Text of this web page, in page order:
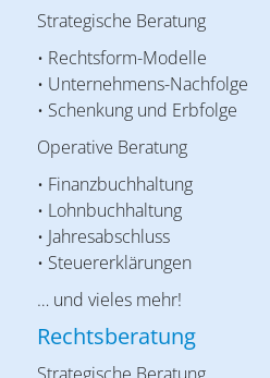
Strategische Beratung
• Rechtsform-Modelle
• Unternehmens-Nachfolge
• Schenkung und Erbfolge
Operative Beratung
• Finanzbuchhaltung
• Lohnbuchhaltung
• Jahresabschluss
• Steuererklärungen
… und vieles mehr!
Rechtsberatung